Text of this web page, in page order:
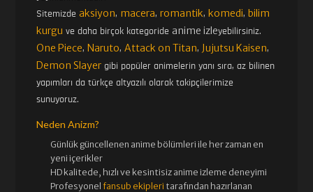
Sitemizdeaksiyon, macera,romantik, komedi, bilim
kurgu ve daha birçok kategoride anime izleyebilirsiniz.
One Piece, Naruto,Attack on Titan, Jujutsu Kaisen,
Demon Slayer gibi popüler animelerin yanı sıra, az bilinen
yapımları da türkçe altyazılı olarak takipçilerimize
sunuyoruz.
Neden Anizm?
Günlük güncellenen anime bölümleri ile her zaman en
yeni içerikler
HD kalitede, hızlı ve kesintisiz anime izleme deneyimi
Profesyonelfansub ekipleri tarafından hazırlanan